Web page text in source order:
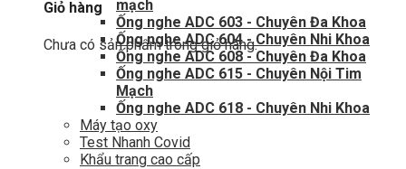
Giỏ hàng
Chưa có sản phẩm trong giỏ hàng.
mạch
Ống nghe ADC 603 - Chuyên Đa Khoa
Ống nghe ADC 604 - Chuyên Nhi Khoa
Ống nghe ADC 608 - Chuyên Đa Khoa
Ống nghe ADC 615 - Chuyên Nội Tim
Mạch
Ống nghe ADC 618 - Chuyên Nhi Khoa
Máy tạo oxy
Test Nhanh Covid
Khẩu trang cao cấp